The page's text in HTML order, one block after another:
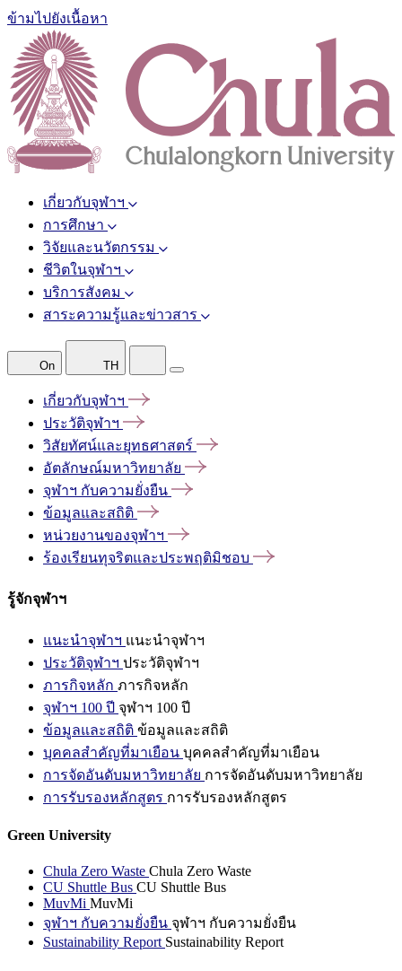
ข้ามไปยังเนื้อหา
เกี่ยวกับจุฬาฯ
การศึกษา
วิจัยและนวัตกรรม
ชีวิตในจุฬาฯ
บริการสังคม
สาระความรู้และข่าวสาร
On TH
เกี่ยวกับจุฬาฯ
ประวัติจุฬาฯ
วิสัยทัศน์และยุทธศาสตร์
อัตลักษณ์มหาวิทยาลัย
จุฬาฯ กับความยั่งยืน
ข้อมูลและสถิติ
หน่วยงานของจุฬาฯ
ร้องเรียนทุจริตและประพฤติมิชอบ
รู้จักจุฬาฯ
แนะนำจุฬาฯ แนะนำจุฬาฯ
ประวัติจุฬาฯ ประวัติจุฬาฯ
ภารกิจหลัก ภารกิจหลัก
จุฬาฯ 100 ปี จุฬาฯ 100 ปี
ข้อมูลและสถิติ ข้อมูลและสถิติ
บุคคลสำคัญที่มาเยือน บุคคลสำคัญที่มาเยือน
การจัดอันดับมหาวิทยาลัย การจัดอันดับมหาวิทยาลัย
การรับรองหลักสูตร การรับรองหลักสูตร
Green University
Chula Zero Waste Chula Zero Waste
CU Shuttle Bus CU Shuttle Bus
MuvMi MuvMi
จุฬาฯ กับความยั่งยืน จุฬาฯ กับความยั่งยืน
Sustainability Report Sustainability Report